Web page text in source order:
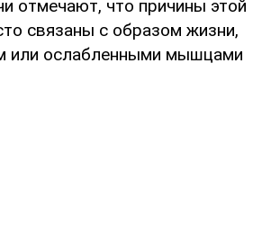
отмечают, что причины этой
связаны с образом жизни,
или ослабленными мышцами